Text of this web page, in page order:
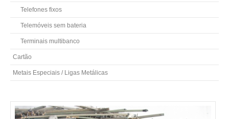
Telefones fixos
Telemóveis sem bateria
Terminais multibanco
Cartão
Metais Especiais / Ligas Metálicas